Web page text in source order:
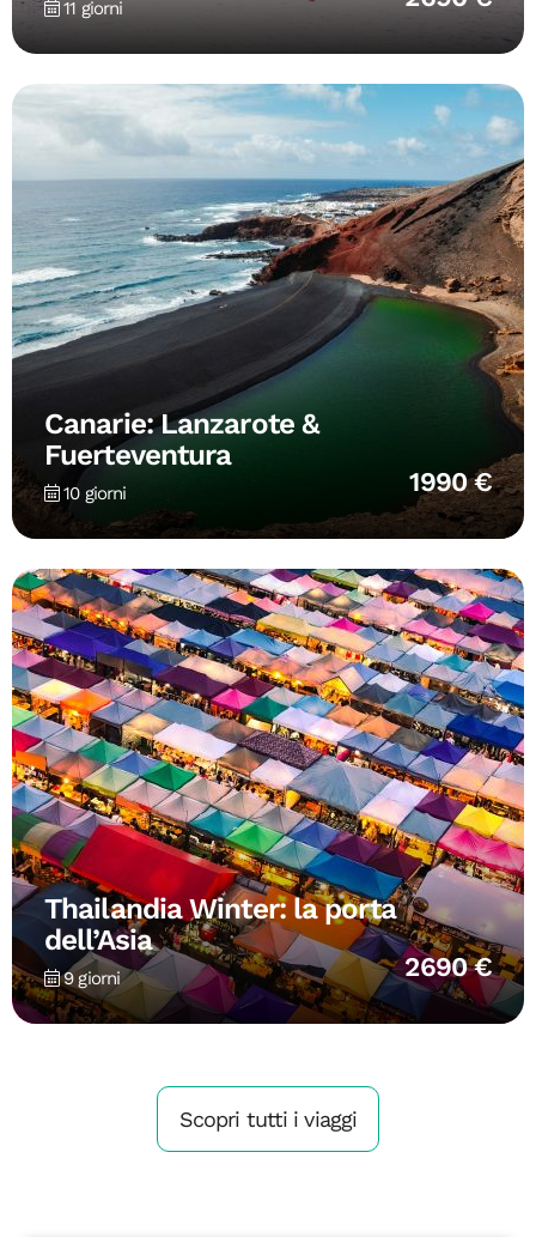
11 giorni
Canarie: Lanzarote &
Fuerteventura
10 giorni 1990 €
Thailandia Winter: la porta
dell’Asia
9 giorni 2690 €
Scopri tutti i viaggi